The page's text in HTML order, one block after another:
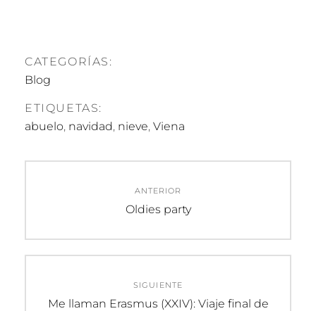
CATEGORÍAS:
Blog
ETIQUETAS:
abuelo, navidad, nieve, Viena
entradas
ANTERIOR
Entrada
Oldies party
SIGUIENTE
Entrada
Me llaman Erasmus (XXIV): Viaje final de